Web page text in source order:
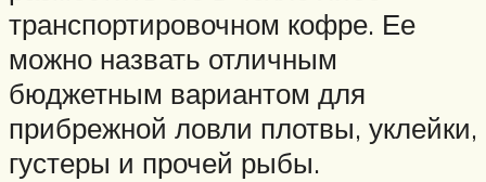
транспортировочном кофре. Ее
можно назвать отличным
бюджетным вариантом для
прибрежной ловли плотвы, уклейки,
густеры и прочей рыбы.